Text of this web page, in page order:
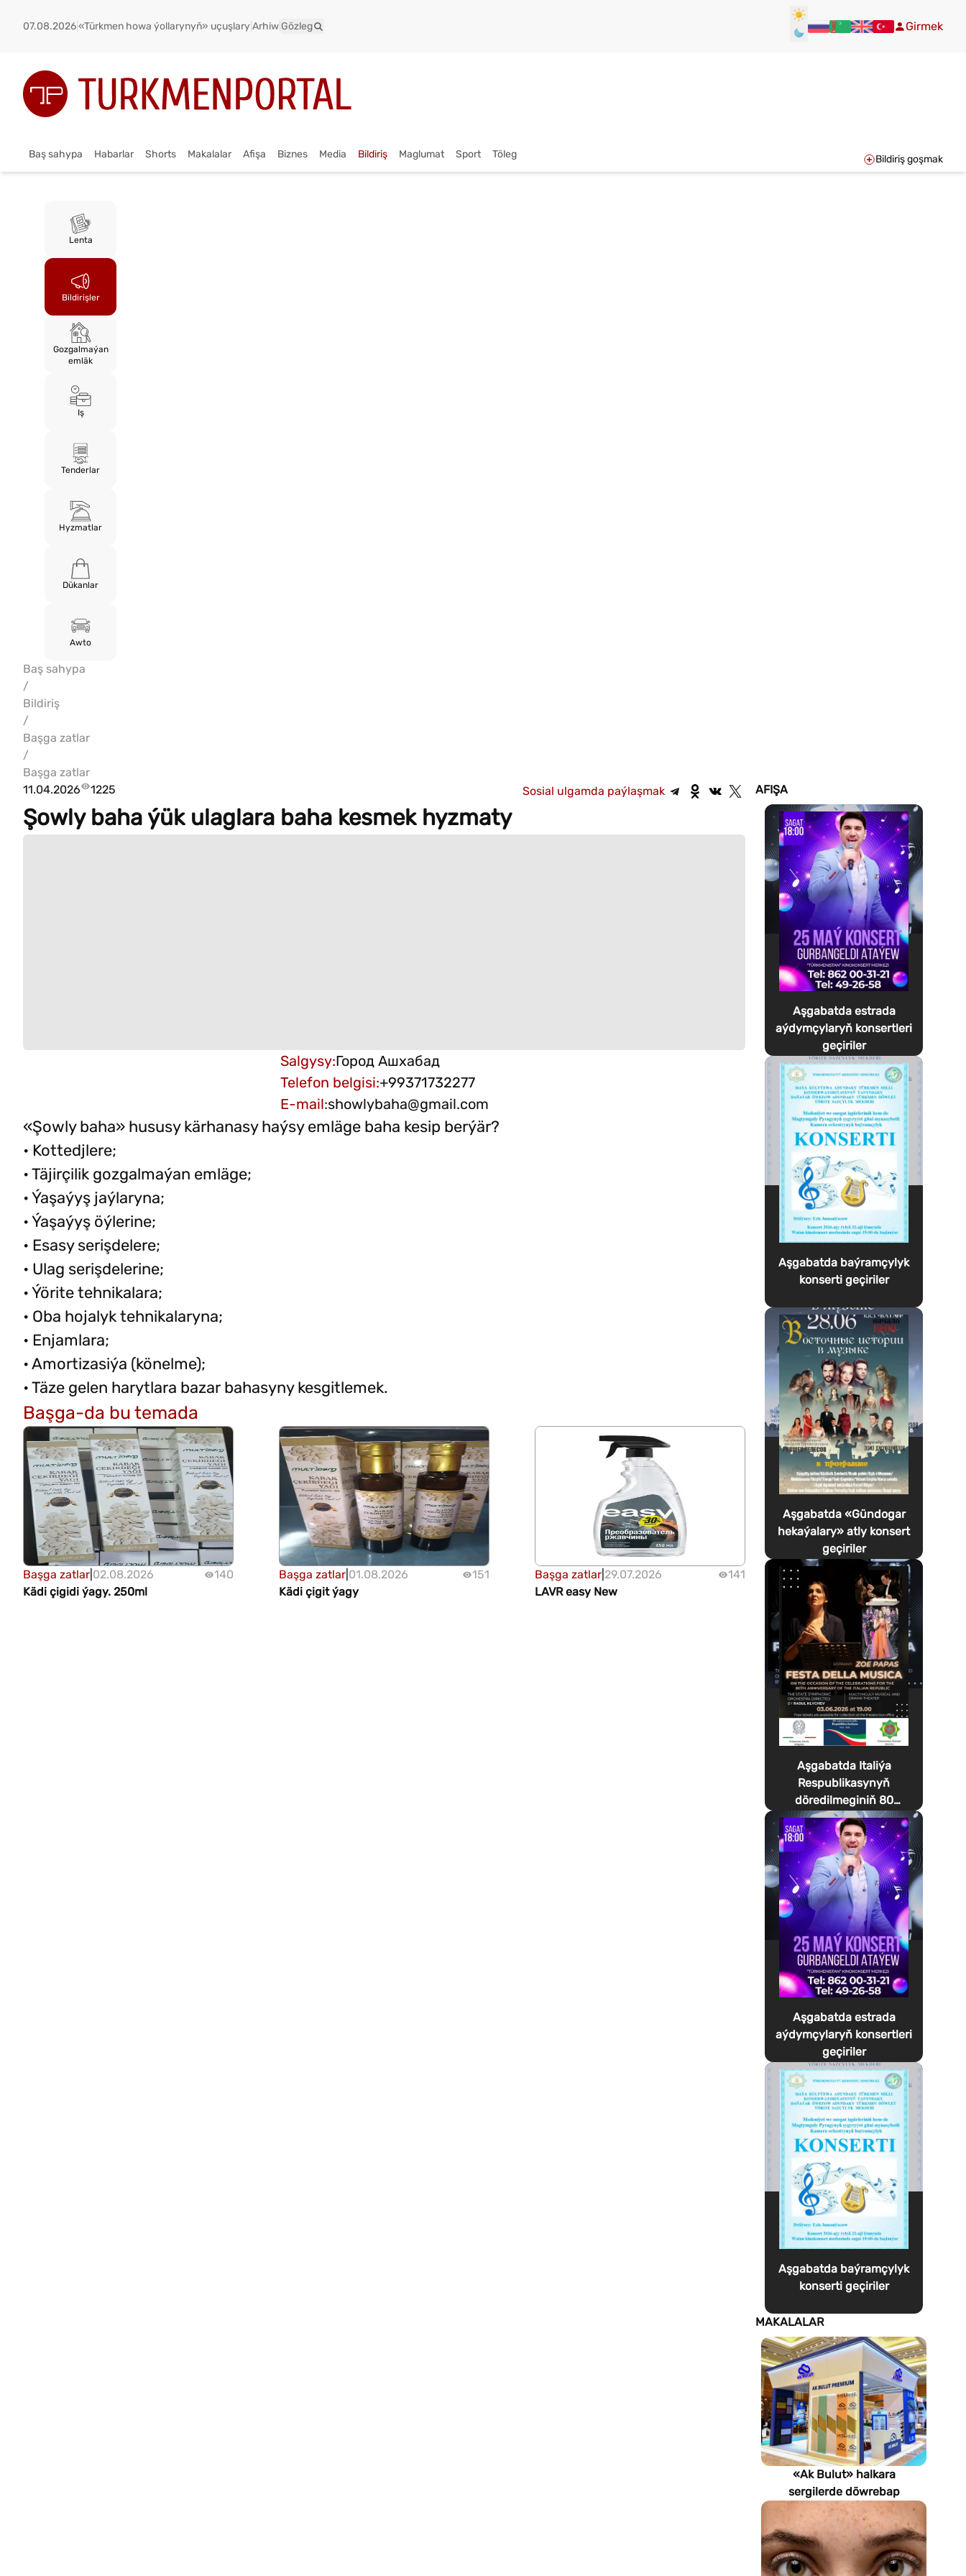
07.08.2026«Türkmen howa ýollarynyň» uçuşlaryArhiw Gözleg Girmek
Baş sahypa Habarlar Shorts Makalalar Afişa Biznes Media Bildiriş Maglumat Sport Töleg Bildiriş goşmak
Lenta
Bildirişler
Gozgalmaýan
emläk
Iş
Tenderlar
Hyzmatlar
Dükanlar
Awto
Baş sahypa
/
Bildiriş
/
Başga zatlar
/
Başga zatlar
11.04.2026
1225 Sosial ulgamda paýlaşmak
Şowly baha ýük ulaglara baha kesmek hyzmaty
Salgysy:Город Ашхабад
Telefon belgisi:+99371732277
E-mail:showlybaha@gmail.com
«Şowly baha» hususy kärhanasy haýsy emläge baha kesip berýär?
• Kottedjlere;
• Täjirçilik gozgalmaýan emläge;
• Ýaşaýyş jaýlaryna;
• Ýaşaýyş öýlerine;
• Esasy serişdelere;
• Ulag serişdelerine;
• Ýörite tehnikalara;
• Oba hojalyk tehnikalaryna;
• Enjamlara;
• Amortizasiýa (könelme);
• Täze gelen harytlara bazar bahasyny kesgitlemek.
Başga-da bu temada
Başga zatlar 02.08.2026
140
Kädi çigidi ýagy. 250ml
Başga zatlar 01.08.2026
151
Kädi çigit ýagy
Başga zatlar 29.07.2026
141
LAVR easy New
AFIŞA
Aşgabatda estrada
aýdymçylaryň konsertleri
geçiriler
Aşgabatda baýramçylyk
konserti geçiriler
Aşgabatda «Gündogar
hekaýalary» atly konsert
geçiriler
Aşgabatda Italiýa
Respublikasynyň
döredilmeginiň 80
ýyllygyna bagyşlanan
Festa della Musica
geçirilýär
Aşgabatda estrada
aýdymçylaryň konsertleri
geçiriler
Aşgabatda baýramçylyk
konserti geçiriler
MAKALALAR
«Ak Bulut» halkara
sergilerde döwrebap
gurluşyk çözgütlerini
görkezýär